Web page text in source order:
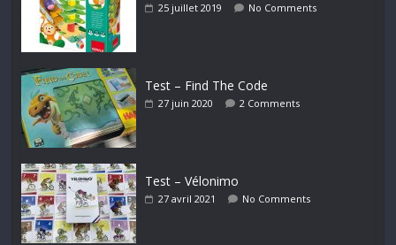
25 juillet 2019 No Comments
Test – Find The Code
27 juin 2020 2 Comments
Test – Vélonimo
27 avril 2021 No Comments